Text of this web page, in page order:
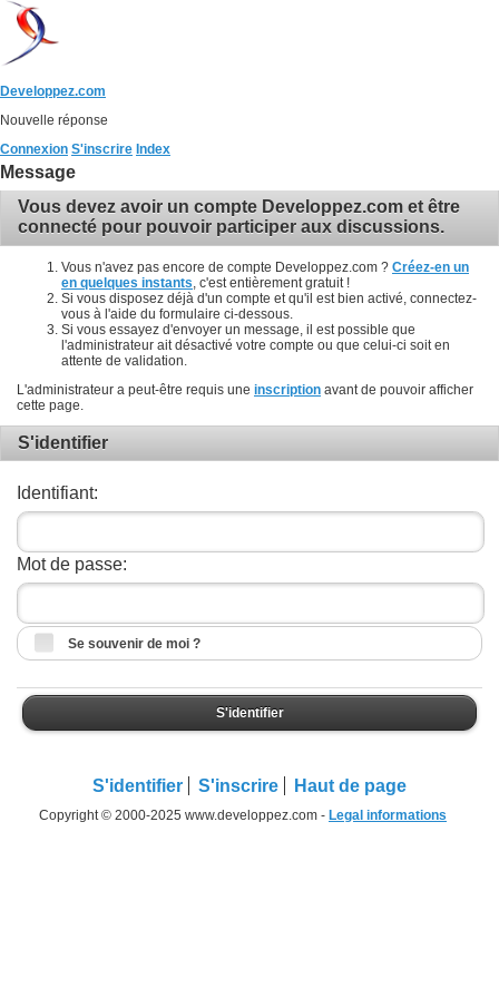
Developpez.com
Nouvelle réponse
Connexion S'inscrire Index
Message
Vous devez avoir un compte Developpez.com et être
connecté pour pouvoir participer aux discussions.
Vous n'avez pas encore de compte Developpez.com ? Créez-en un
en quelques instants , c'est entièrement gratuit !
Si vous disposez déjà d'un compte et qu'il est bien activé, connectez-
vous à l'aide du formulaire ci-dessous.
Si vous essayez d'envoyer un message, il est possible que
l'administrateur ait désactivé votre compte ou que celui-ci soit en
attente de validation.
L'administrateur a peut-être requis une inscription avant de pouvoir afficher
cette page.
S'identifier
Identifiant:
Mot de passe:
Se souvenir de moi ?
S'identifier
S'identifier S'inscrire Haut de page
Copyright © 2000-2025 www.developpez.com - Legal informations